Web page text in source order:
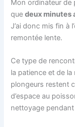
Mon ordinateur de
quedeux minutes
J’ai donc mis fin à
remontée lente.
Ce type de
la patience et de
plongeurs restent
d’espace au
nettoyage